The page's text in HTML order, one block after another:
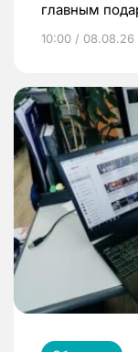
главным
10:00 / 08.08.26